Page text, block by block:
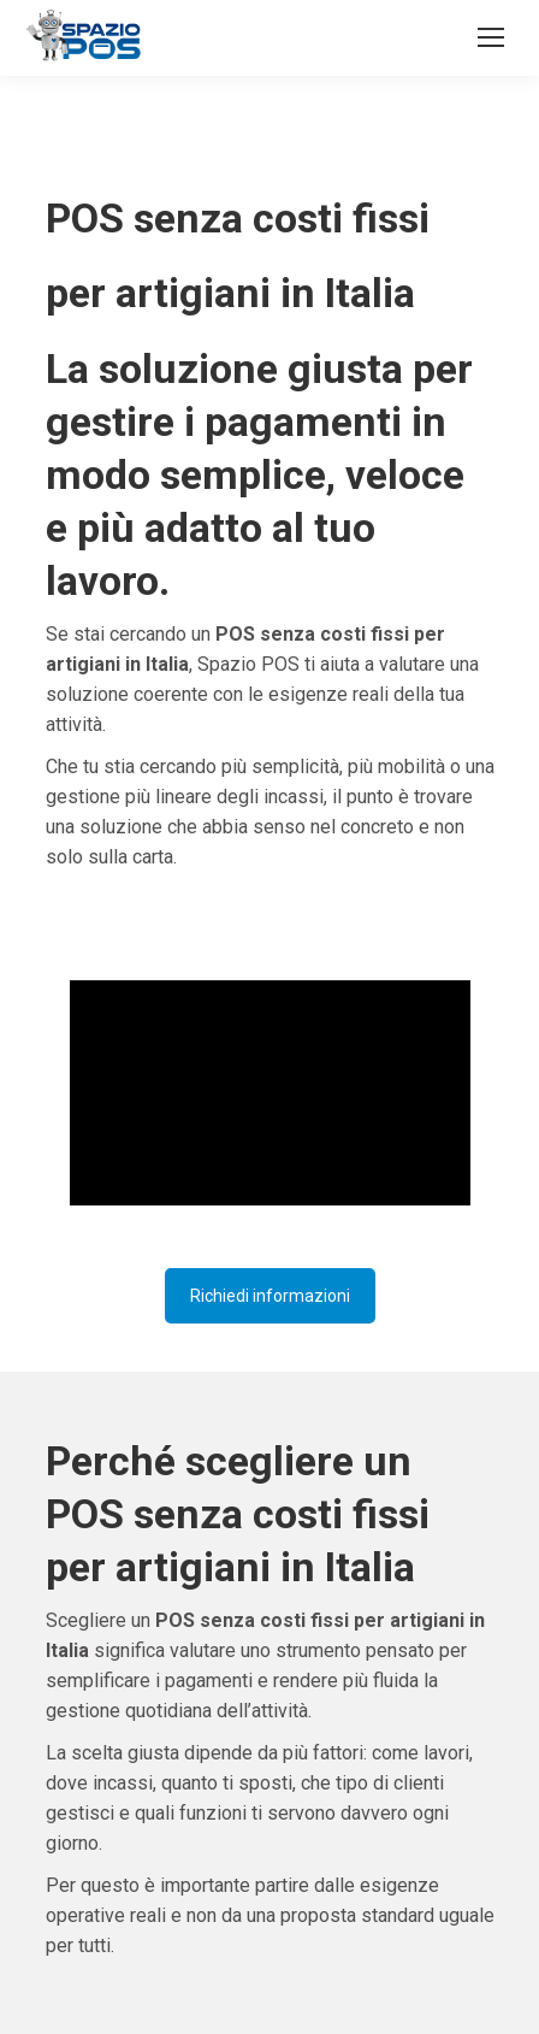
POS senza costi fissi
per artigiani in Italia
La soluzione giusta per
gestire i pagamenti in
modo semplice, veloce
e più adatto al tuo
lavoro.
Se stai cercando un POS senza costi fissi per
artigiani in Italia, Spazio POS ti aiuta a valutare una
soluzione coerente con le esigenze reali della tua
attività.
Che tu stia cercando più semplicità, più mobilità o una
gestione più lineare degli incassi, il punto è trovare
una soluzione che abbia senso nel concreto e non
solo sulla carta.
Richiedi informazioni
Perché scegliere un
POS senza costi fissi
per artigiani in Italia
Scegliere un POS senza costi fissi per artigiani in
Italiasignifica valutare uno strumento pensato per
semplificare i pagamenti e rendere più fluida la
gestione quotidiana dell’attività.
La scelta giusta dipende da più fattori: come lavori,
dove incassi, quanto ti sposti, che tipo di clienti
gestisci e quali funzioni ti servono davvero ogni
giorno.
Per questo è importante partire dalle esigenze
operative reali e non da una proposta standard uguale
per tutti.